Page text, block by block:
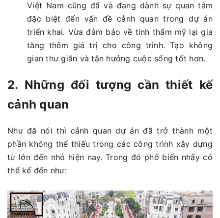
Việt Nam cũng đã và đang dành sự quan tâm
đặc biệt đến vấn đề cảnh quan trong dự án
triển khai. Vừa đảm bảo về tính thẩm mỹ lại gia
tăng thêm giá trị cho công trình. Tạo không
gian thư giãn và tận hưởng cuộc sống tốt hơn.
2. Những đối tượng cần thiết kế
cảnh quan
Như đã nói thì cảnh quan dự án đã trở thành một
phần không thể thiếu trong các công trình xây dựng
từ lớn đến nhỏ hiện nay. Trong đó phổ biến nhấy có
thể kể đến như: